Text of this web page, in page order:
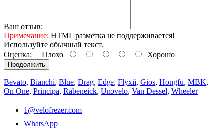
Ваш отзыв:
Примечание: HTML разметка не поддерживается!
Используйте обычный текст.
Оценка: Плохо Хорошо
Продолжить
Bevato, Bianchi, Blue, Drag, Edge, Flyxii, Gios, Hongfu, MBK,
On One, Principa, Rabeneick, Unovelo, Van Dessel, Wheeler
1@velofrezer.com
WhatsApp